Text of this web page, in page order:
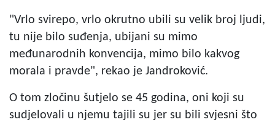
"Vrlo svirepo, vrlo okrutno ubili su velik broj ljudi,
tu nije bilo suđenja, ubijani su mimo
međunarodnih konvencija, mimo bilo kakvog
morala i pravde", rekao je Jandroković.
O tom zločinu šutjelo se 45 godina, oni koji su
sudjelovali u njemu tajili su jer su bili svjesni što